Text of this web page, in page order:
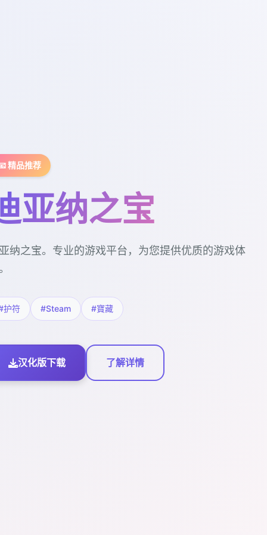
精品推荐
亚纳之宝
纳之宝。专业的游戏平台，为您提供优质的游戏体
护符 #Steam #寶藏
汉化版下载 了解详情